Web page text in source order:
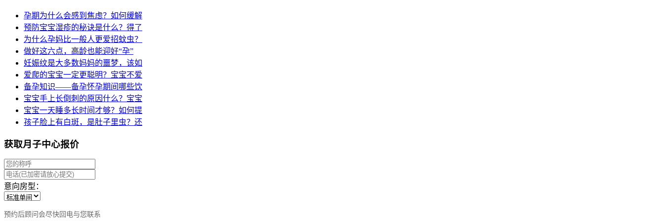
孕期为什么会感到焦虑？如何缓解
预防宝宝湿疹的秘诀是什么？得了
为什么孕妈比一般人更爱招蚊虫？
做好这六点，高龄也能迎好“孕”
妊娠纹是大多数妈妈的噩梦，该如
爱爬的宝宝一定更聪明？宝宝不爱
备孕知识——备孕怀孕期间哪些饮
宝宝手上长倒刺的原因什么？宝宝
宝宝一天睡多长时间才够？如何提
孩子脸上有白斑，是肚子里虫？还
获取月子中心报价
意向房型：
预约后顾问会尽快回电与您联系